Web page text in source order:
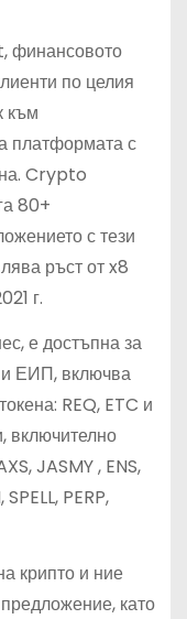
финансовото
по целия
към
платформата с
Crypto
80+
с тези
ръст от x8
г.
е достъпна за
и ЕИП, включва
REQ, ETC и
включително
JASMY , ENS,
PERP,
крипто и ние
като